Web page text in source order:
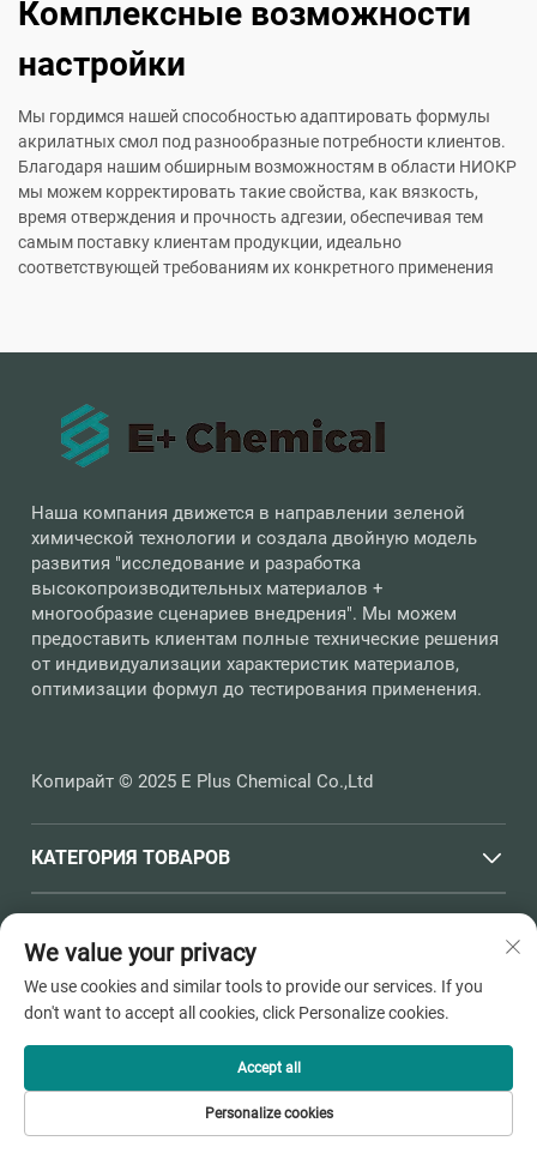
Комплексные возможности
настройки
Мы гордимся нашей способностью адаптировать формулы
акрилатных смол под разнообразные потребности клиентов.
Благодаря нашим обширным возможностям в области НИОКР
мы можем корректировать такие свойства, как вязкость,
время отверждения и прочность адгезии, обеспечивая тем
самым поставку клиентам продукции, идеально
соответствующей требованиям их конкретного применения
Наша компания движется в направлении зеленой
химической технологии и создала двойную модель
развития "исследование и разработка
высокопроизводительных материалов +
многообразие сценариев внедрения". Мы можем
предоставить клиентам полные технические решения
от индивидуализации характеристик материалов,
оптимизации формул до тестирования применения.
Копирайт © 2025 E Plus Chemical Co.,Ltd
КАТЕГОРИЯ ТОВАРОВ
КОНТАКТНАЯ ИНФОРМАЦИЯ
Office add : Улица Хайчен, №398, город Душанган, город
Пинху, город Цзясин, провинция Чжэцзян
Электронная почта:[email protected]
+86-13736810910
We value your privacy
We use cookies and similar tools to provide our services. If you
don't want to accept all cookies, click Personalize cookies.
Personalize cookies
Accept all